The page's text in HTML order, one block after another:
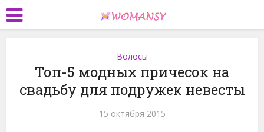
Волосы
Топ-5 модных причесок на
свадьбу для подружек невесты
15 октября 2015